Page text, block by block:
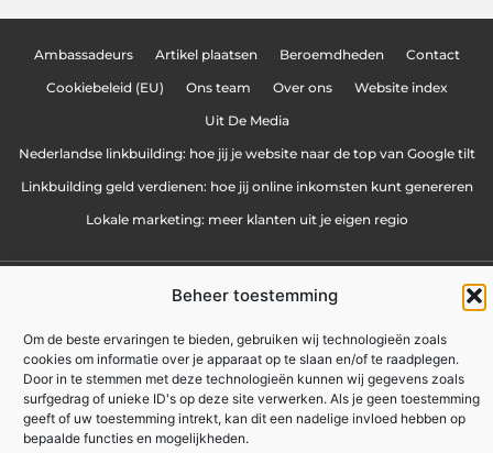
Beheer toestemming
Om de beste ervaringen te bieden, gebruiken wij technologieën zoals
cookies om informatie over je apparaat op te slaan en/of te raadplegen.
Door in te stemmen met deze technologieën kunnen wij gegevens zoals
surfgedrag of unieke ID's op deze site verwerken. Als je geen toestemming
geeft of uw toestemming intrekt, kan dit een nadelige invloed hebben op
bepaalde functies en mogelijkheden.
Ambassadeurs Artikel plaatsen Beroemdheden Contact
Cookiebeleid (EU) Ons team Over ons Website index
Uit De Media
Nederlandse linkbuilding: hoe jij je website naar de top van Google tilt
Linkbuilding geld verdienen: hoe jij online inkomsten kunt genereren
Lokale marketing: meer klanten uit je eigen regio
All Rights Reserved © 2025
zakennu.be